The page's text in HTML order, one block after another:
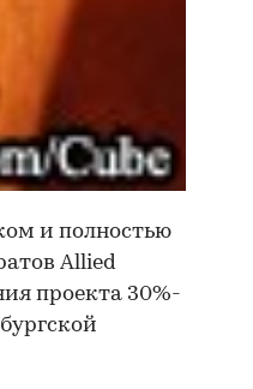
и полностью
Allied
проекта 30%-